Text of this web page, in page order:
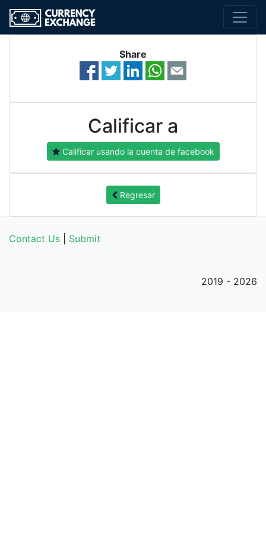
Share
Calificar a
Calificar usando la cuenta de facebook
Regresar
Contact Us Submit
2019 - 2026